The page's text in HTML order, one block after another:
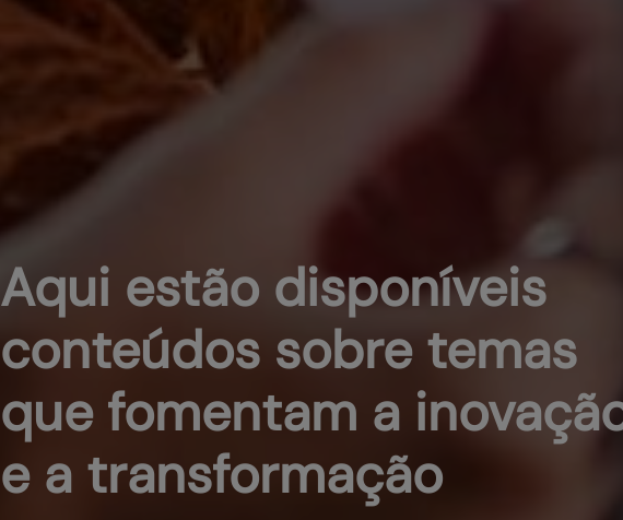
Aqui estão disponíveis
conteúdos sobre temas
que fomentam a
e a transformação